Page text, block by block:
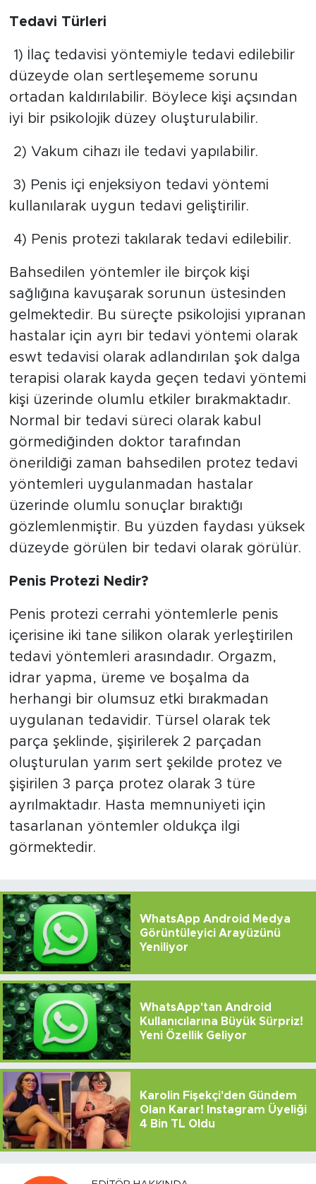
Tedavi Türleri
1) İlaç tedavisi yöntemiyle tedavi edilebilir
düzeyde olan sertleşememe sorunu
ortadan kaldırılabilir. Böylece kişi açsından
iyi bir psikolojik düzey oluşturulabilir.
2) Vakum cihazı ile tedavi yapılabilir.
3) Penis içi enjeksiyon tedavi yöntemi
kullanılarak uygun tedavi geliştirilir.
4) Penis protezi takılarak tedavi edilebilir.
Bahsedilen yöntemler ile birçok kişi
sağlığına kavuşarak sorunun üstesinden
gelmektedir. Bu süreçte psikolojisi yıpranan
hastalar için ayrı bir tedavi yöntemi olarak
eswt tedavisi olarak adlandırılan şok dalga
terapisi olarak kayda geçen tedavi yöntemi
kişi üzerinde olumlu etkiler bırakmaktadır.
Normal bir tedavi süreci olarak kabul
görmediğinden doktor tarafından
önerildiği zaman bahsedilen protez tedavi
yöntemleri uygulanmadan hastalar
üzerinde olumlu sonuçlar bıraktığı
gözlemlenmiştir. Bu yüzden faydası yüksek
düzeyde görülen bir tedavi olarak görülür.
Penis Protezi Nedir?
Penis protezi cerrahi yöntemlerle penis
içerisine iki tane silikon olarak yerleştirilen
tedavi yöntemleri arasındadır. Orgazm,
idrar yapma, üreme ve boşalma da
herhangi bir olumsuz etki bırakmadan
uygulanan tedavidir. Türsel olarak tek
parça şeklinde, şişirilerek 2 parçadan
oluşturulan yarım sert şekilde protez ve
şişirilen 3 parça protez olarak 3 türe
ayrılmaktadır. Hasta memnuniyeti için
tasarlanan yöntemler oldukça ilgi
görmektedir.
WhatsApp Android Medya
Görüntüleyici Arayüzünü
Yeniliyor
WhatsApp'tan Android
Kullanıcılarına Büyük Sürpriz!
Yeni Özellik Geliyor
Karolin Fişekçi'den Gündem
Olan Karar! Instagram Üyeliği
4 Bin TL Oldu